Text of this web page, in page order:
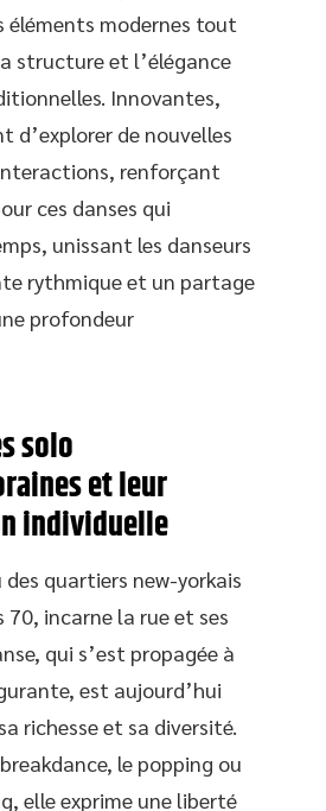
éléments modernes tout
structure et l’élégance
Innovantes,
d’explorer de nouvelles
renforçant
ces danses qui
unissant les danseurs
rythmique et un partage
profondeur
solo
et leur
individuelle
des quartiers new-yorkais
70, incarne la rue et ses
qui s’est propagée à
est aujourd’hui
richesse et sa diversité.
le popping ou
elle exprime une liberté